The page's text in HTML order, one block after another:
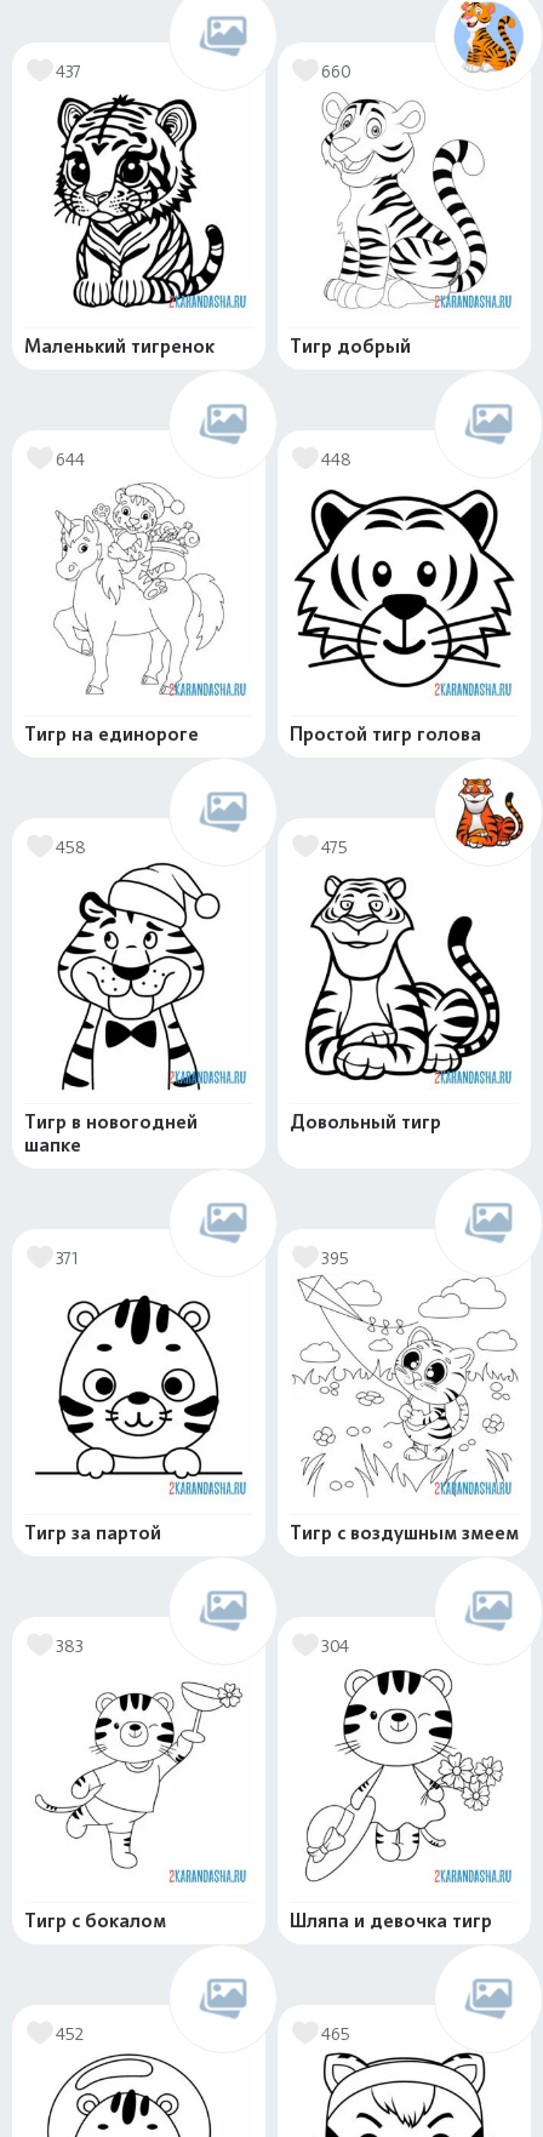
437
Маленький тигренок
660
Тигр добрый
644
Тигр на единороге
448
Простой тигр голова
458
Тигр в новогодней
шапке
475
Довольный тигр
371
Тигр за партой
395
Тигр с воздушным змеем
383
Тигр с бокалом
304
Шляпа и девочка тигр
452 465